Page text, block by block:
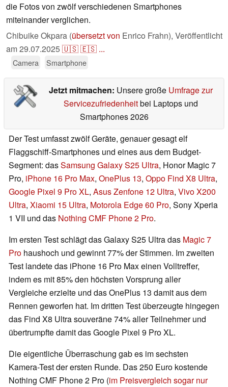
die Fotos von zwölf verschiedenen Smartphones
miteinander verglichen.
Chibuike Okpara (übersetzt von Enrico Frahn), Veröffentlicht
am29.07.2025🇺🇸🇪🇸 ...
Camera Smartphone
Jetzt mitmachen: Unsere große Umfrage zur
Servicezufriedenheitbei Laptops und
Smartphones 2026
Der Test umfasst zwölf Geräte, genauer gesagt elf
Flaggschiff-Smartphones und eines aus dem Budget-
Segment: dasSamsung Galaxy S25 Ultra, Honor Magic 7
Pro, iPhone 16 Pro Max, OnePlus 13, Oppo Find X8 Ultra,
Google Pixel 9 Pro XL, Asus Zenfone 12 Ultra, Vivo X200
Ultra, Xiaomi 15 Ultra, Motorola Edge 60 Pro, Sony Xperia
1 VII und das Nothing CMF Phone 2 Pro.
Im ersten Test schlägt das Galaxy S25 Ultra das Magic 7
Pro haushoch und gewinnt 77% der Stimmen. Im zweiten
Test landete das iPhone 16 Pro Max einen Volltreffer,
indem es mit 85% den höchsten Vorsprung aller
Vergleiche erzielte und das OnePlus 13 damit aus dem
Rennen geworfen hat. Im dritten Test überzeugte hingegen
das Find X8 Ultra souveräne 74% aller Teilnehmer und
übertrumpfte damit das Google Pixel 9 Pro XL.
Die eigentliche Überraschung gab es im sechsten
Kamera-Test der ersten Runde. Das 250 Euro kostende
Nothing CMF Phone 2 Pro (im Preisvergleich sogar nur